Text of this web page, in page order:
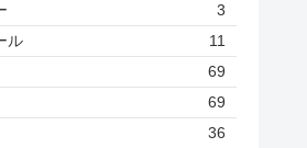
3
ル
11
69
69
36